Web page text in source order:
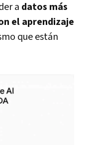
a datos más
el aprendizaje
que están